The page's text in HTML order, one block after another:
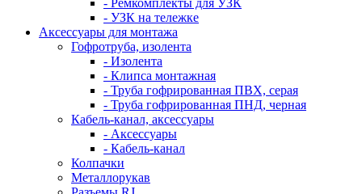
- Ремкомплекты для УЗК
- УЗК на тележке
Аксессуары для монтажа
Гофротруба, изолента
- Изолента
- Клипса монтажная
- Труба гофрированная ПВХ, серая
- Труба гофрированная ПНД, черная
Кабель-канал, аксессуары
- Аксессуары
- Кабель-канал
Колпачки
Металлорукав